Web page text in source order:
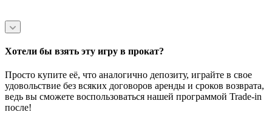
Хотели бы взять эту игру в прокат?
Просто купите её, что аналогично депозиту, играйте в свое
удовольствие без всяких договоров аренды и сроков возврата,
ведь вы сможете воспользоваться нашей программой Trade-in
после!